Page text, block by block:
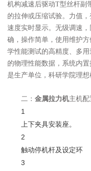
机构减速后驱动T型丝杆副
的拉伸或压缩试验。力值
速度实时显示。无级调速
确，操作简单，使用维护
学性能测试的高精度、多
的物理性能数据，系统内
是生产单位，科研学院理想
二： 金属拉力机主机配
1
上下夹具安装座。
2
触动停机杆及设定环
3